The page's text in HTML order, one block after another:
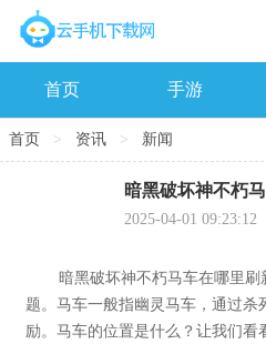
首页 手游
首页 > 资讯 > 新闻
暗黑破坏神不朽
2025-04-01 09:23:12
暗黑破坏神不朽马车在哪里
题。马车一般指幽灵马车，通过杀
励。马车的位置是什么？让我们看